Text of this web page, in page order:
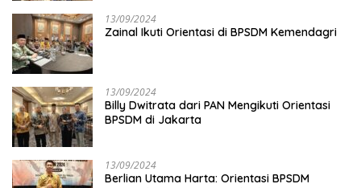
13/09/2024
Zainal Ikuti Orientasi di BPSDM Kemendagri
13/09/2024
Billy Dwitrata dari PAN Mengikuti Orientasi
BPSDM di Jakarta
13/09/2024
Berlian Utama Harta: Orientasi BPSDM